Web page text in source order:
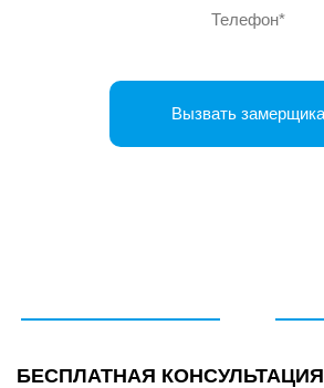
БЕСПЛАТНАЯ КОНСУЛЬТАЦИЯ